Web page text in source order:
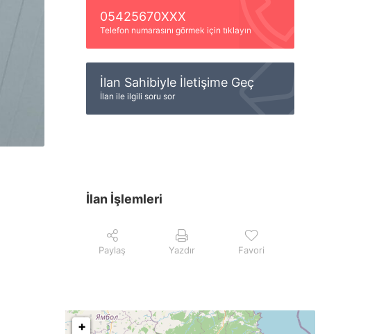
05425670XXX
Telefon numarasını görmek için tıklayın
İlan Sahibiyle İletişime Geç
İlan ile ilgili soru sor
İlan İşlemleri
Paylaş Yazdır Favori
+